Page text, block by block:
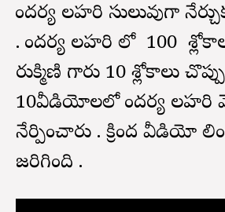
సౌందర్య లహరి సులువుగా
. సౌందర్య లహరి లో 100
రుక్మిణి గారు 10 శ్లోకాలు
10వీడియోలలో సౌందర్య లహరి
నేర్పించారు . క్రింద వీడియో
జరిగింది .